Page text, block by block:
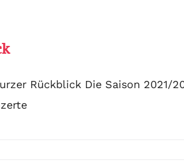
Rückblick Die Saison 2021/